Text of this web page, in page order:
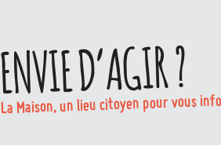
ENVIE D’AGIR ?
La Maison, un lieu citoyen pour vous